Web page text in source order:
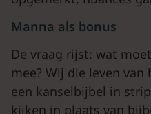
Manna als bonus
De vraag rijst: wat
mee? Wij die leven
een kanselbijbel in
kijken in plaats van